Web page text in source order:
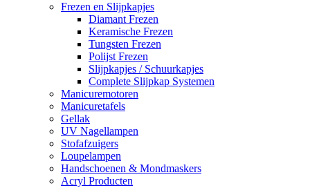
Frezen en Slijpkapjes
Diamant Frezen
Keramische Frezen
Tungsten Frezen
Polijst Frezen
Slijpkapjes / Schuurkapjes
Complete Slijpkap Systemen
Manicuremotoren
Manicuretafels
Gellak
UV Nagellampen
Stofafzuigers
Loupelampen
Handschoenen & Mondmaskers
Acryl Producten